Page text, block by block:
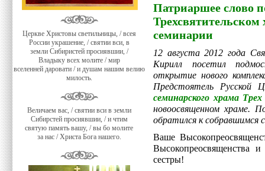
Церкве Христовы светильницы, / всея
России украшение, / святии вси, в
земли Сибиристей просиявшии, /
Владыку всех молите / мир
вселенней даровати / и душам нашим велию
милость.
Величаем вас, / святии вси в земли
Сибирстей просиявшии, / и чтим
святую память вашу, / вы бо молите
за нас / Христа Бога нашего.
Патриаршее слово
семинарии
12 августа 2012 года
Кирилл посетил
открытие нового
Предстоятель Русской
семинарского храма
новоосвященном храме.
обратился к собравшимся
Ваше
Высокопреосвященства
сестры!